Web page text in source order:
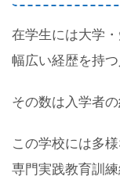
在学生には大学
幅広い経歴を持つ
その数は入学者
この学校には多
専門実践教育訓